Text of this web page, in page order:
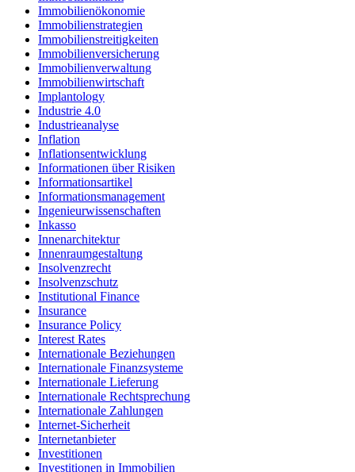
Immobilienökonomie
Immobilienstrategien
Immobilienstreitigkeiten
Immobilienversicherung
Immobilienverwaltung
Immobilienwirtschaft
Implantology
Industrie 4.0
Industrieanalyse
Inflation
Inflationsentwicklung
Informationen über Risiken
Informationsartikel
Informationsmanagement
Ingenieurwissenschaften
Inkasso
Innenarchitektur
Innenraumgestaltung
Insolvenzrecht
Insolvenzschutz
Institutional Finance
Insurance
Insurance Policy
Interest Rates
Internationale Beziehungen
Internationale Finanzsysteme
Internationale Lieferung
Internationale Rechtsprechung
Internationale Zahlungen
Internet-Sicherheit
Internetanbieter
Investitionen
Investitionen in Immobilien